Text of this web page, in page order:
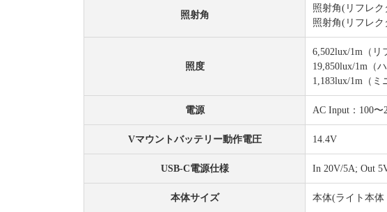
照射角
照射角(リフレク
照射角(リフレク
照度
6,502lux/1m（リ
19,850lux/1m（
1,183lux/1m（ミ
電源 AC Input：100〜
Vマウントバッテリー動作電圧 14.4V
USB-C電源仕様 In 20V/5A; Out
本体サイズ 本体(ライト本体